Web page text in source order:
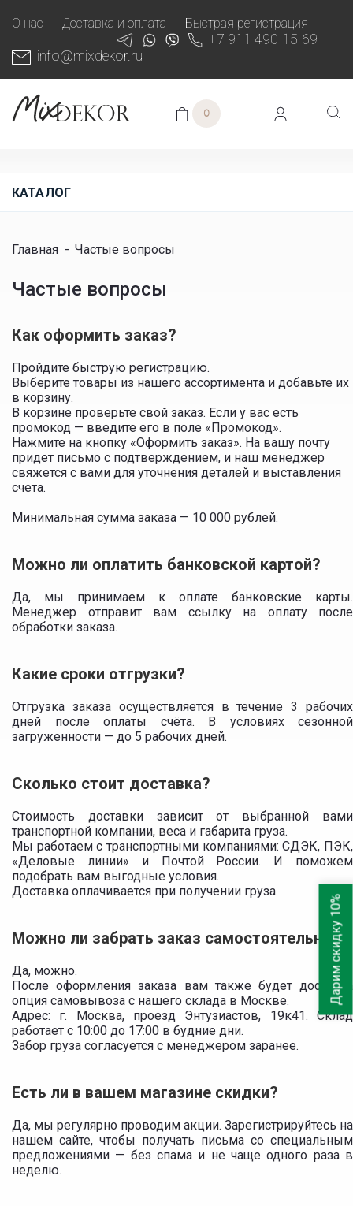
О нас Доставка и оплата Быстрая регистрация
+7 911 490-15-69
info@mixdekor.ru
0
КАТАЛОГ
Главная - Частые вопросы
Частые вопросы
Как оформить заказ?
Пройдите быструю регистрацию.
Выберите товары из нашего ассортимента и добавьте их
в корзину.
В корзине проверьте свой заказ. Если у вас есть
промокод — введите его в поле «Промокод».
Нажмите на кнопку «Оформить заказ». На вашу почту
придет письмо с подтверждением, и наш менеджер
свяжется с вами для уточнения деталей и выставления
счета.
Минимальная сумма заказа — 10 000 рублей.
Можно ли оплатить банковской картой?
Да, мы принимаем к оплате банковские карты.
Менеджер отправит вам ссылку на оплату после
обработки заказа.
Какие сроки отгрузки?
Отгрузка заказа осуществляется в течение 3 рабочих
дней после оплаты счёта. В условиях сезонной
загруженности — до 5 рабочих дней.
Сколько стоит доставка?
Стоимость доставки зависит от выбранной вами
транспортной компании, веса и габарита груза.
Мы работаем с транспортными компаниями: СДЭК, ПЭК,
«Деловые линии» и Почтой России. И поможем
подобрать вам выгодные условия.
Доставка оплачивается при получении груза.
Можно ли забрать заказ самостоятельно?
Да, можно.
После оформления заказа вам также будет доступна
опция самовывоза с нашего склада в Москве.
Адрес: г. Москва, проезд Энтузиастов, 19к41. Склад
работает с 10:00 до 17:00 в будние дни.
Забор груза согласуется с менеджером заранее.
Есть ли в вашем магазине скидки?
Да, мы регулярно проводим акции. Зарегистрируйтесь на
нашем сайте, чтобы получать письма со специальным
предложениями — без спама и не чаще одного раза в
неделю.
Дарим скидку 10%